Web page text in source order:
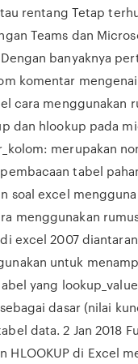
rentang Tetap
Teams dan
banyaknya
komentar
cara menggunakan
dan hlookup pada
merupakan
tabel
soal excel
menggunakan
excel 2007
untuk
yang
dasar (nilai
data. 2 Jan 2018
HLOOKUP di Excel